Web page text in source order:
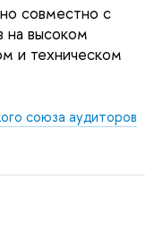
совместно с
на высоком
и техническом
союза аудиторов